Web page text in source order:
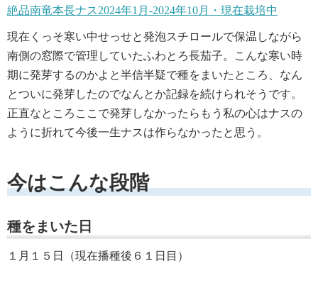
絶品南竜本長ナス2024年1月-2024年10月・現在栽培中
現在くっそ寒い中せっせと発泡スチロールで保温しながら
南側の窓際で管理していたふわとろ長茄子。こんな寒い時
期に発芽するのかよと半信半疑で種をまいたところ、なん
とついに発芽したのでなんとか記録を続けられそうです。
正直なところここで発芽しなかったらもう私の心はナスの
ように折れて今後一生ナスは作らなかったと思う。
今はこんな段階
種をまいた日
１月１５日（現在播種後６１日目）